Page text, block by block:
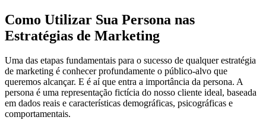
Como Utilizar Sua Persona nas
Estratégias de Marketing
Uma das etapas fundamentais para o sucesso de qualquer estratégia
de marketing é conhecer profundamente o público-alvo que
queremos alcançar. E é aí que entra a importância da persona. A
persona é uma representação fictícia do nosso cliente ideal, baseada
em dados reais e características demográficas, psicográficas e
comportamentais.